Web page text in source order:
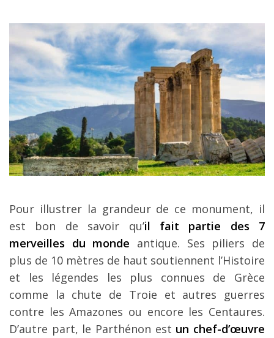
Pour illustrer la grandeur de ce monument, il
est bon de savoir qu’il fait partie des 7
merveilles du monde antique. Ses piliers de
plus de 10 mètres de haut soutiennent l’Histoire
et les légendes les plus connues de Grèce
comme la chute de Troie et autres guerres
contre les Amazones ou encore les Centaures.
D’autre part, le Parthénon est un chef-d’œuvre